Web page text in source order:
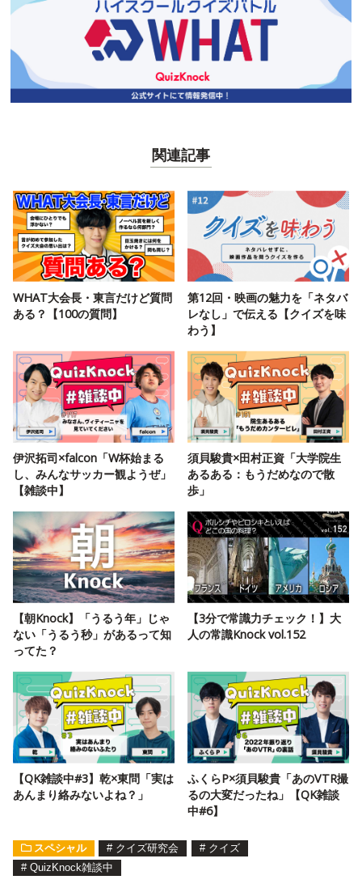
関連記事
WHAT大会長・東言だけど質問
ある？【100の質問】
第12回・映画の魅力を「ネタバ
レなし」で伝える【クイズを味
わう】
伊沢拓司×falcon「W杯始まる
し、みんなサッカー観ようぜ」
【雑談中】
須貝駿貴×田村正資「大学院生
あるある：もうだめなので散
歩」
【朝Knock】「うるう年」じゃ
ない「うるう秒」があるって知
ってた？
【3分で常識力チェック！】大
人の常識Knock vol.152
【QK雑談中#3】乾×東問「実は
あんまり絡みないよね？」
ふくらP×須貝駿貴「あのVTR撮
るの大変だったね」【QK雑談
中#6】
スペシャル # クイズ研究会 # クイズ
# QuizKnock雑談中